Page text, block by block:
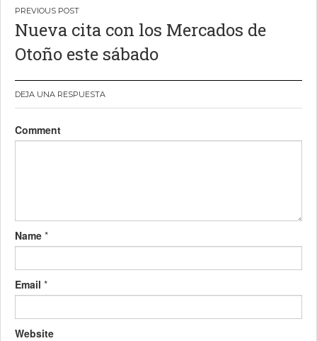
Navegación
de
entradas
Nueva cita con los Mercados de
Otoño este sábado
DEJA UNA RESPUESTA
Comment
Name *
Email *
Website